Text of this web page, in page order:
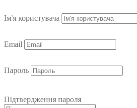
Ім'я користувача
Email
Пароль
Підтвердження пароля